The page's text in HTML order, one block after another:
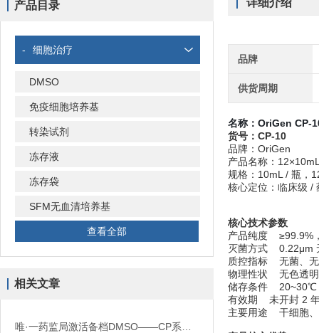
产品目录
- 细胞治疗
DMSO
免疫细胞培养基
转染试剂
冻存液
冻存袋
SFM无血清培养基
查看全部
相关文章
详细介绍
品牌
供货周期
名称： OriGen CP-
货号：CP-10
品牌：OriGen
产品名称：
规格：10mL / 瓶，
核心定位：临床级 /
核心技术参数
产品纯度 ≥99.9%
灭菌方式
质控指标 无菌、
物理性状 无色透
储存条件 20~30℃
有效期 未开封 2
主要用途 干细胞